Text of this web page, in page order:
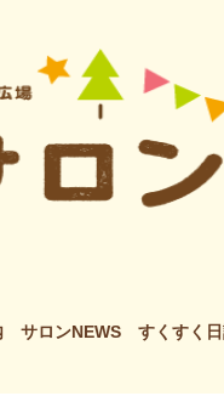
サロンNEWS すくすく